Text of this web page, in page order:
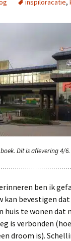
inspiloracatie,
Dit is aflevering 4/6.
ben ik
kan bevestigen
huis te wonen dat
is verbonden
droom is).